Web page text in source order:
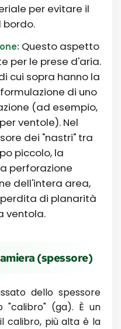
per evitare il
Questo aspetto
per le prese d'aria.
cui sopra hanno la
di uno
(ad esempio,
ventole). Nel
dei "nastri" tra
piccolo, la
perforazione
dell'intera area,
di planarità
ventola.
(spessore)
dello spessore
"calibro" (ga). È un
calibro, più alta è la